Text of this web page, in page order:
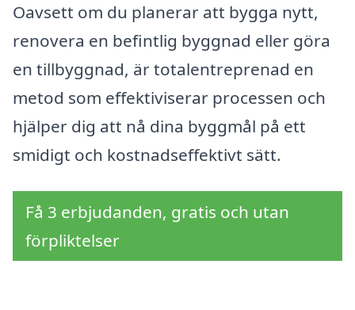
Oavsett om du planerar att bygga nytt,
renovera en befintlig byggnad eller göra
en tillbyggnad, är totalentreprenad en
metod som effektiviserar processen och
hjälper dig att nå dina byggmål på ett
smidigt och kostnadseffektivt sätt.
Få 3 erbjudanden, gratis och utan
förpliktelser